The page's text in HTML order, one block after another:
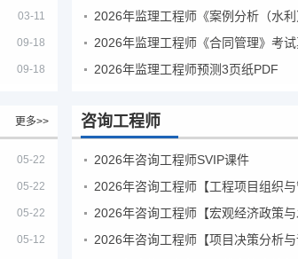
03-11
09-18
09-18 2026年监理工程师预测3页纸PDF
更多>>
05-22
05-22
05-22
05-12
咨询工程师
2026年咨询工程师SVIP课件